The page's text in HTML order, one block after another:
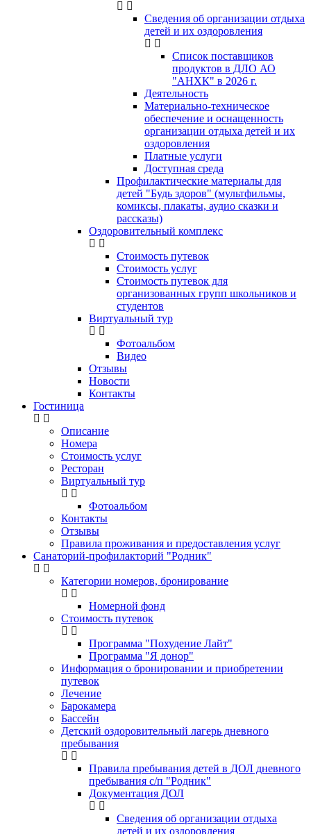
Сведения об организации отдыха
детей и их оздоровления
Список поставщиков
продуктов в ДЛО АО
"АНХК" в 2026 г.
Деятельность
Материально-техническое
обеспечение и оснащенность
организации отдыха детей и их
оздоровления
Платные услуги
Доступная среда
Профилактические материалы для
детей "Будь здоров" (мультфильмы,
комиксы, плакаты, аудио сказки и
рассказы)
Оздоровительный комплекс
Стоимость путевок
Стоимость услуг
Стоимость путевок для
организованных групп школьников и
студентов
Виртуальный тур
Фотоальбом
Видео
Отзывы
Новости
Контакты
Гостиница
Описание
Номера
Стоимость услуг
Ресторан
Виртуальный тур
Фотоальбом
Контакты
Отзывы
Правила проживания и предоставления услуг
Санаторий-профилакторий "Родник"
Категории номеров, бронирование
Номерной фонд
Стоимость путевок
Программа "Похудение Лайт"
Программа "Я донор"
Информация о бронировании и приобретении
путевок
Лечение
Барокамера
Бассейн
Детский оздоровительный лагерь дневного
пребывания
Правила пребывания детей в ДОЛ дневного
пребывания с/п "Родник"
Документация ДОЛ
Сведения об организации отдыха
детей и их оздоровления